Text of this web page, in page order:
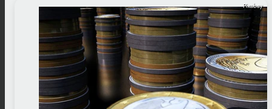
Pixabay